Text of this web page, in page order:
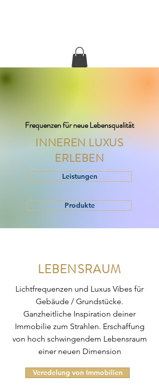
Frequenzen für neue Lebensqualität
INNEREN LUXUS
ERLEBEN
Leistungen
Produkte
LEBENSRAUM
Lichtfrequenzen und Luxus Vibes für
Gebäude / Grundstücke.
Ganzheitliche Inspiration deiner
Immobilie zum Strahlen. Erschaffung
von hoch schwingendem Lebensraum
einer neuen Dimension
Veredelung von Immobilien